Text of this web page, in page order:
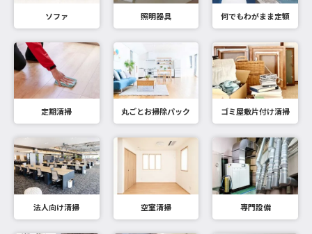
ソファ 照明器具 何でもわがまま定額
定期清掃 丸ごとお掃除パック ゴミ屋敷片付け清掃
法人向け清掃 空室清掃 専門設備